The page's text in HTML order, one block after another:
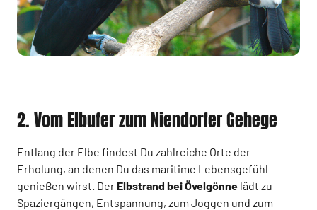
2. Vom Elbufer zum Niendorfer Gehege
Entlang der Elbe findest Du zahlreiche Orte der
Erholung, an denen Du das maritime Lebensgefühl
genießen wirst. Der Elbstrand bei Övelgönne lädt zu
Spaziergängen, Entspannung, zum Joggen und zum